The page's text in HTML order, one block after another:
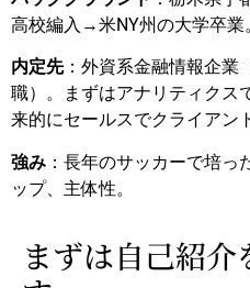
高校編入→米NY州の大学卒業
内定先：外資系金融情報企業
職）。まずはアナリティクス
来的にセールスでクライアン
強み ：長年のサッカーで培
ップ、主体性。
まずは自己紹介